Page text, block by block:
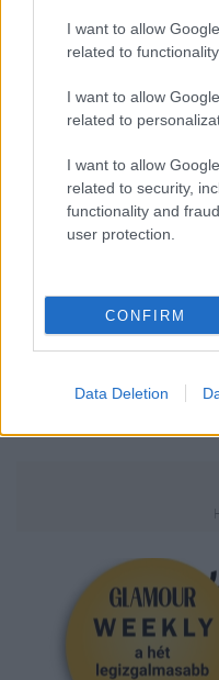
I want to allow
related to
I want to allow
related to
I want to allow
related to security,
functionality and
user protection.
CONFIRM
Data Deletion
OROSZLÁN
Kövesd a